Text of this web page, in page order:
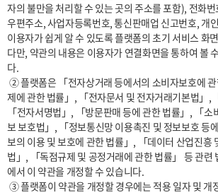
자의 불만을 처리할 수 있는 곳의 주소를 포함), 전화
우편주소, 사업자등록번호, 통신판매업 신고번호, 개
이용자가 쉽게 알 수 있도록 플랫폼의 초기 서비스 화
다만, 약관의 내용은 이용자가 연결화면을 통하여 볼
다.
제에 관한 법률」, 「전자문서 및 전자거래기본법」,
「전자서명법」, 「방문판매 등에 관한 법률」, 「
보 보호법」, 「정보통신망 이용촉진 및 정보보호 등
보의 이용 및 보호에 관한 법률」, 「데이터 산업진흥
법」, 「독점규제 및 공정거래에 관한 법률」 등 관련
에서 이 약관을 개정할 수 있습니다.